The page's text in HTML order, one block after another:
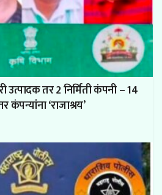
तर 2 निर्मिती कंपनी – 14
‘राजाश्रय’